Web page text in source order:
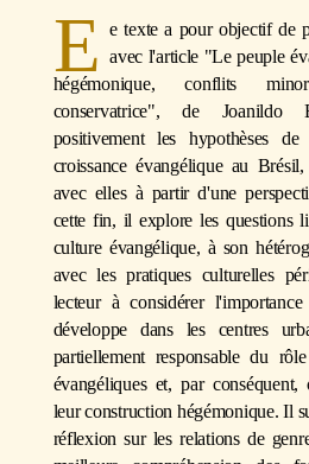
E
e texte a pour objectif de
avec l'article "Le peuple
hégémonique, conflits
conservatrice", de Joanildo
positivement les hypothèses
croissance évangélique au
avec elles à partir d'une
cette fin, il explore les questions
culture évangélique, à son
avec les pratiques culturelles
lecteur à considérer
développe dans les centres
partiellement responsable du
évangéliques et, par
leur construction hégémonique. Il
réflexion sur les relations de